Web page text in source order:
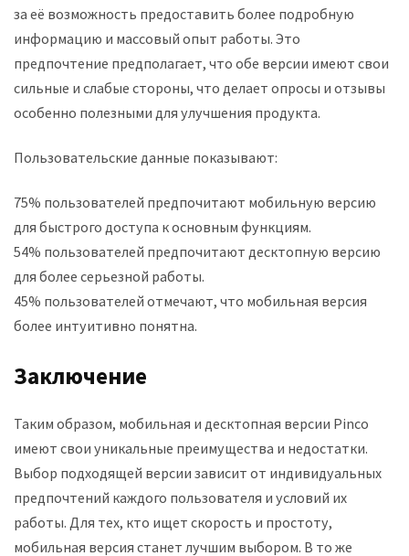
за её возможность предоставить более подробную
информацию и массовый опыт работы. Это
предпочтение предполагает, что обе версии имеют свои
сильные и слабые стороны, что делает опросы и отзывы
особенно полезными для улучшения продукта.
Пользовательские данные показывают:
75% пользователей предпочитают мобильную версию
для быстрого доступа к основным функциям.
54% пользователей предпочитают десктопную версию
для более серьезной работы.
45% пользователей отмечают, что мобильная версия
более интуитивно понятна.
Заключение
Таким образом, мобильная и десктопная версии Pinco
имеют свои уникальные преимущества и недостатки.
Выбор подходящей версии зависит от индивидуальных
предпочтений каждого пользователя и условий их
работы. Для тех, кто ищет скорость и простоту,
мобильная версия станет лучшим выбором. В то же